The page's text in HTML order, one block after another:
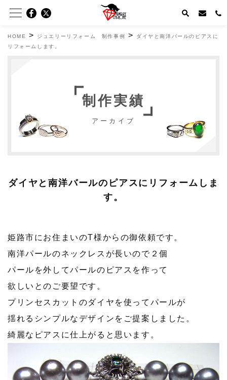
HOME > ジュエリーリフォーム 制作事例 >
ダイヤと南洋バールのピアスに
リフォームします。
制作実績
アーカイブ
ダイヤと南洋バールのピアスにリフォームしま
す。
姫路市にお住まいのT様からの御依頼です。
南洋パールのネックレスが長いので２個
パールを外してパールのピアスを作って
欲しいとのご要望です。
プリンセスカットのダイヤを使ってパールが
揺れるシンプルなデザインをご提案しました。
綺麗なピアスに仕上がると思います。